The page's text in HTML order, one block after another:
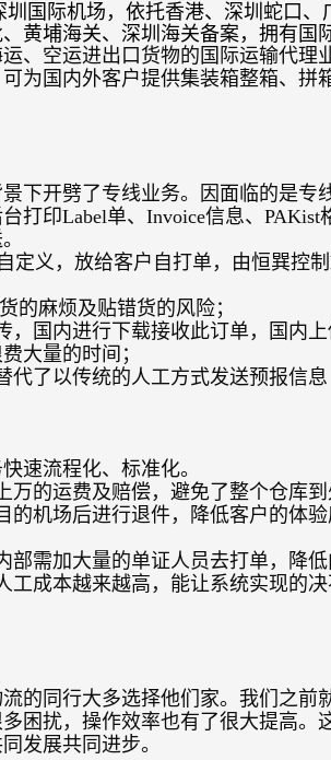
国际机场，依托香港、深圳蛇口
黄埔海关、深圳海关备案，拥有国
运、空运进出口货物的国际运输代理
为国内外客户提供集装箱整箱、拼
下开劈了专线业务。因面临的是专
打印Label单、 Invoice信息、 PAKist
定义，放给客户自打单，由恒巽控制
的麻烦及贴错货的风险；
国内进行下载接收此订单，国内
大量的时间；
代了以传统的人工方式发送预报信息
速流程化、标准化。
的运费及赔偿，避免了整个仓库
机场后进行退件，降低客户的体
需加大量的单证人员去打单，降低
成本越来越高，能让系统实现的
的同行大多选择他们家。我们之前
扰，操作效率也有了很大提高。
发展共同进步。